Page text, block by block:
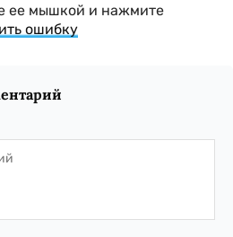
ее мышкой и нажмите
ошибку